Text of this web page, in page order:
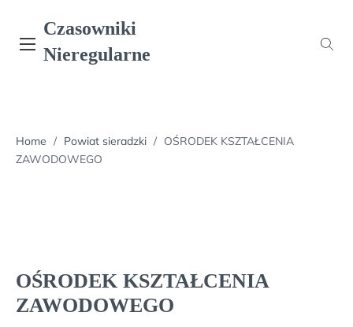
content
Czasowniki
Nieregularne
Home / Powiat sieradzki / OŚRODEK KSZTAŁCENIA
ZAWODOWEGO
OŚRODEK KSZTAŁCENIA
ZAWODOWEGO